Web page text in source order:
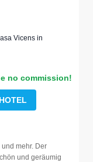
Vicens in
no commission!
mehr. Der
und geräumig